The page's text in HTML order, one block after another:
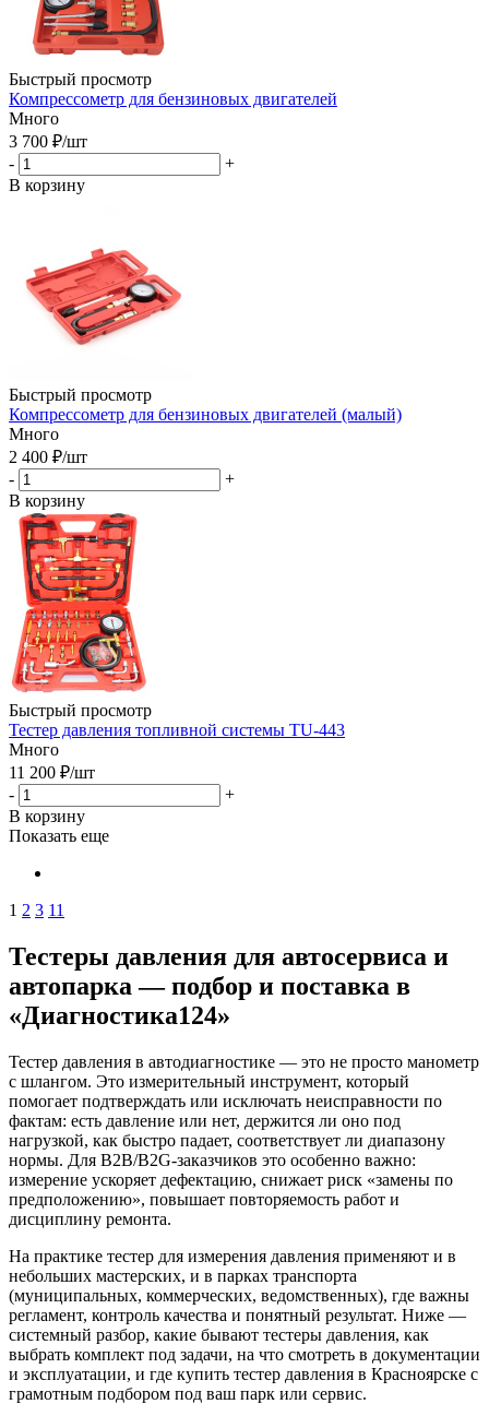
Быстрый просмотр
Компрессометр для бензиновых двигателей
Много
3 700 ₽/шт
-
+
В корзину
Быстрый просмотр
Компрессометр для бензиновых двигателей (малый)
Много
2 400 ₽/шт
-
+
В корзину
Быстрый просмотр
Тестер давления топливной системы TU-443
Много
11 200 ₽/шт
-
+
В корзину
Показать еще
1 2 3 11
Тестеры давления для автосервиса и
автопарка — подбор и поставка в
«Диагностика124»
Тестер давления в автодиагностике — это не просто манометр
с шлангом. Это измерительный инструмент, который
помогает подтверждать или исключать неисправности по
фактам: есть давление или нет, держится ли оно под
нагрузкой, как быстро падает, соответствует ли диапазону
нормы. Для B2B/В2G-заказчиков это особенно важно:
измерение ускоряет дефектацию, снижает риск «замены по
предположению», повышает повторяемость работ и
дисциплину ремонта.
На практике тестер для измерения давления применяют и в
небольших мастерских, и в парках транспорта
(муниципальных, коммерческих, ведомственных), где важны
регламент, контроль качества и понятный результат. Ниже —
системный разбор, какие бывают тестеры давления, как
выбрать комплект под задачи, на что смотреть в документации
и эксплуатации, и где купить тестер давления в Красноярске с
грамотным подбором под ваш парк или сервис.